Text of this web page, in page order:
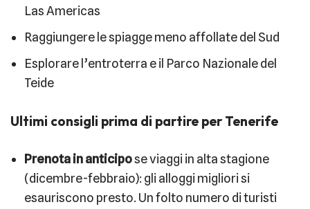
Las Americas
Raggiungere le spiagge meno affollate del Sud
Esplorare l’entroterra e il Parco Nazionale del
Teide
Ultimi consigli prima di partire per Tenerife
Prenota in anticipose viaggi in alta stagione
(dicembre-febbraio): gli alloggi migliori si
esauriscono presto. Un folto numero di turisti